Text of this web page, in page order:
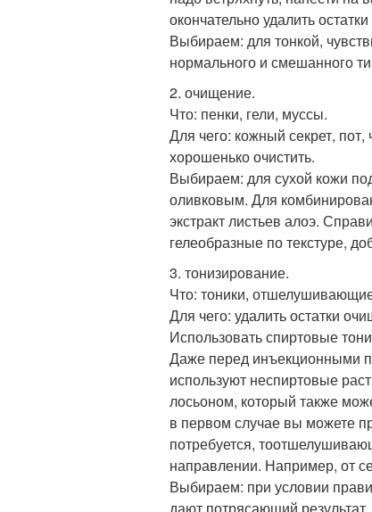
окончательно удалить
Выбираем: для тонкой,
нормального и смешанного
2. очищение.
Что: пенки, гели, муссы.
Для чего: кожный секрет,
хорошенько очистить.
Выбираем: для сухой кожи
оливковым. Для
экстракт листьев алоэ.
гелеобразные по текстуре,
3. тонизирование.
Что: тоники,
Для чего: удалить остатки
Использовать спиртовые
Даже перед инъекционными
используют неспиртовые
лосьоном, который также
в первом случае вы можете
потребуется,
направлении. Например, от
Выбираем: при условии